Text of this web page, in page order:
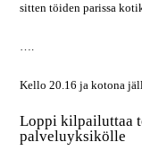
sitten töiden parissa
….
Kello 20.16 ja kotona
Loppi kilpailuttaa
palveluyksikölle